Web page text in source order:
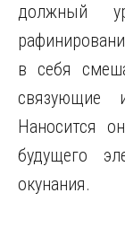
должный
в себя
связующие
Наносится
будущего
окунания.